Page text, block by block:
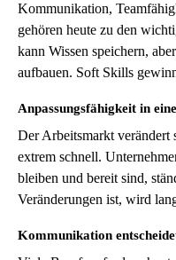
Kommunikation,
gehören heute zu den
kann Wissen speichern,
aufbauen. Soft Skills
Anpassungsfähigkeit in
Der Arbeitsmarkt verändert
extrem schnell.
bleiben und bereit sind,
Veränderungen ist, wird
Kommunikation